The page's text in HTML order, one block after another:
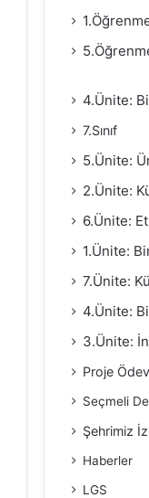
4.Ünite:
7.Sınıf
5.Ünite:
2.Ünite:
6.Ünite:
1.Ünite:
7.Ünite:
4.Ünite:
3.Ünite:
Proje
Seçmeli
Şehrimiz
Haberler
LGS